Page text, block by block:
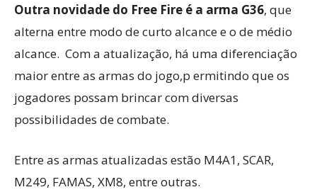
Outra novidade do Free Fire é a arma G36, que
alterna entre modo de curto alcance e o de médio
alcance. Com a atualização, há uma diferenciação
maior entre as armas do jogo,p ermitindo que os
jogadores possam brincar com diversas
possibilidades de combate.
Entre as armas atualizadas estão M4A1, SCAR,
M249, FAMAS, XM8, entre outras.